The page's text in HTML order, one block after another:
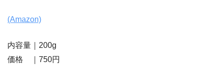
(Amazon)
内容量｜200g
価格 ｜750円